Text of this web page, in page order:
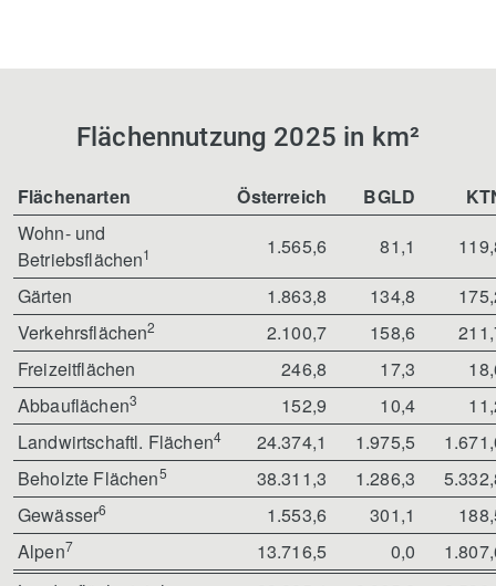
Flächennutzung 2025 in km²
Flächenarten Österreich BGLD
Wohn- und
Betriebsflächen1 1.565,6 81,1
Gärten
1.863,8 134,8
Verkehrsflächen2 2.100,7 158,6
Freizeitflächen
246,8 17,3
Abbauflächen3 152,9 10,4
Landwirtschaftl. Flächen4 24.374,1 1.975,5
Beholzte Flächen5 38.311,3 1.286,3
Gewässer6 1.553,6 301,1
Alpen7 13.716,5 0,0